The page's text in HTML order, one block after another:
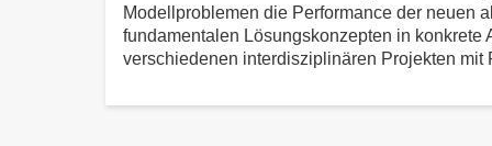
Modellproblemen die Performance der neuen
fundamentalen Lösungskonzepten in
verschiedenen interdisziplinären Projekten